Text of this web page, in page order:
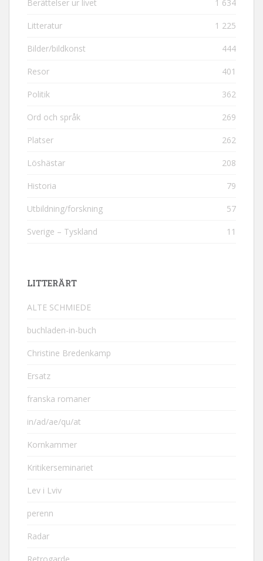
Berättelser ur livet 1 634
Litteratur 1 225
Bilder/bildkonst 444
Resor 401
Politik 362
Ord och språk 269
Platser 262
Löshästar 208
Historia 79
Utbildning/forskning 57
Sverige – Tyskland 11
LITTERÄRT
ALTE SCHMIEDE
buchladen-in-buch
Christine Bredenkamp
Ersatz
franska romaner
in/ad/ae/qu/at
Kornkammer
Kritikerseminariet
Lev i Lviv
perenn
Radar